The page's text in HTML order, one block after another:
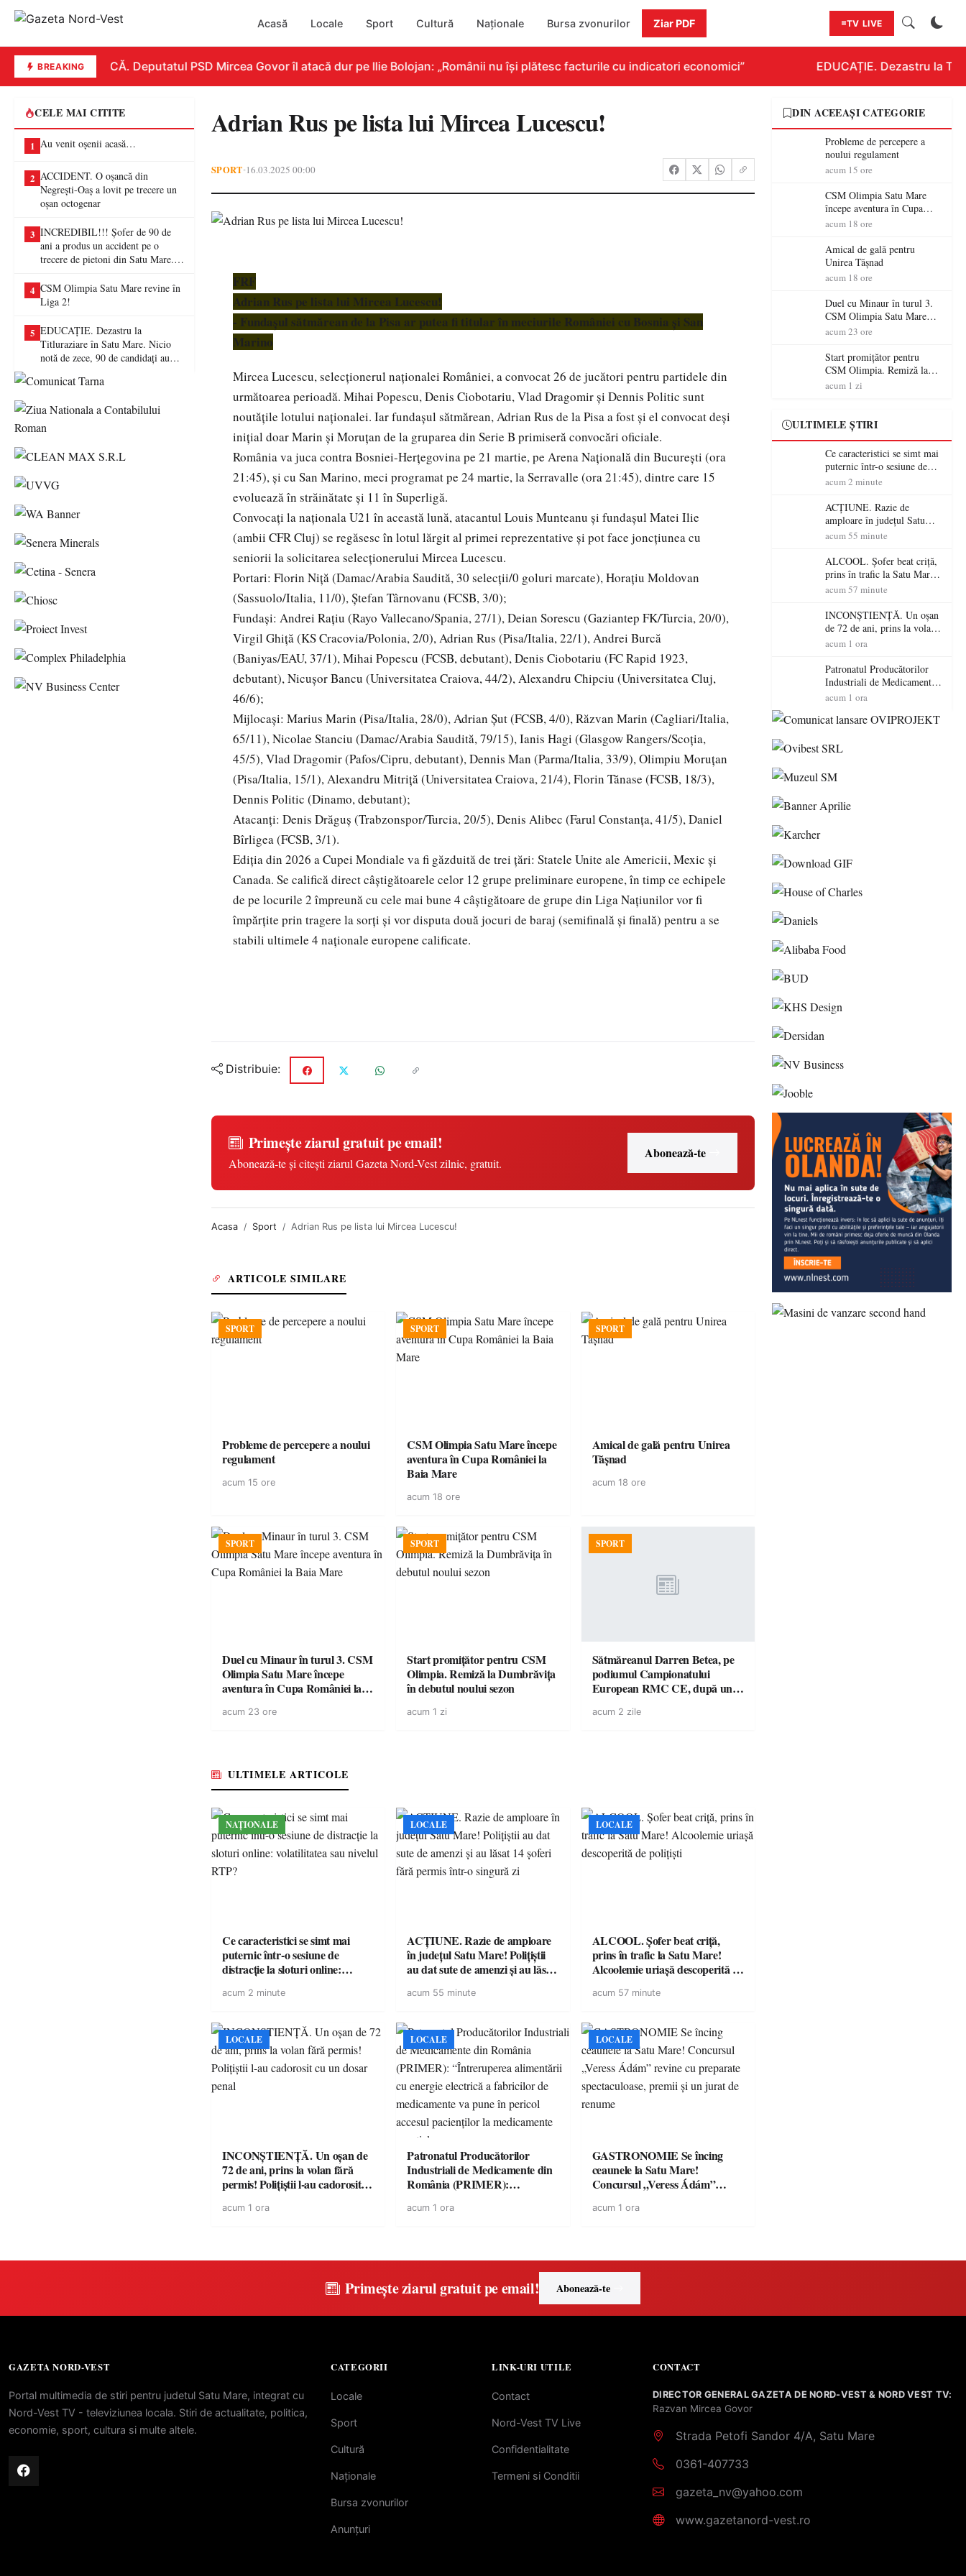
Acasă Locale Sport Cultură Naționale Bursa zvonurilor Ziar PDF TV LIVE
BREAKINGREPLICĂ. Deputatul PSD Mircea Govor îl atacă dur pe Ilie Bolojan: „Românii nu își plătesc facturile cu indicatori economici” EDUCAȚIE. Dezastru la
CELE MAI CITITE
1 Au venit oșenii acasă…
2 ACCIDENT. O oșancă din
Negrești-Oaș a lovit pe trecere un
oșan octogenar
3 INCREDIBIL!!! Șofer de 90 de
ani a produs un accident pe o
trecere de pietoni din Satu Mare. O
4 CSM Olimpia Satu Mare revine în
Liga 2!
5 EDUCAȚIE. Dezastru la
Titluraziare în Satu Mare. Nicio
notă de zece, 90 de candidați au
Adrian Rus pe lista lui Mircea Lucescu!
SPORT•16.03.2025 00:00
FRF
Adrian Rus pe lista lui Mircea Lucescu!
- Fundașul sătmărean de la Pisa ar putea fi titular în meciurile României cu Bosnia și San
Marino
Mircea Lucescu, selecționerul naționalei României, a convocat 26 de jucători pentru partidele din
următoarea perioadă. Mihai Popescu, Denis Ciobotariu, Vlad Dragomir și Dennis Politic sunt
noutățile lotului naționalei. Iar fundașul sătmărean, Adrian Rus de la Pisa a fost și el convocat deși
inițial doar Marin și Moruțan de la gruparea din Serie B primiseră convocări oficiale.
România va juca contra Bosniei-Herțegovina pe 21 martie, pe Arena Națională din București (ora
21:45), și cu San Marino, meci programat pe 24 martie, la Serravalle (ora 21:45), dintre care 15
evoluează în străinătate și 11 în Superligă.
Convocați la naționala U21 în această lună, atacantul Louis Munteanu și fundașul Matei Ilie
(ambii CFR Cluj) se regăsesc în lotul lărgit al primei reprezentative și pot face joncțiunea cu
seniorii la solicitarea selecționerului Mircea Lucescu.
Portari: Florin Niță (Damac/Arabia Saudită, 30 selecții/0 goluri marcate), Horațiu Moldovan
(Sassuolo/Italia, 11/0), Ștefan Târnovanu (FCSB, 3/0);
Fundași: Andrei Rațiu (Rayo Vallecano/Spania, 27/1), Deian Sorescu (Gaziantep FK/Turcia, 20/0),
Virgil Ghiță (KS Cracovia/Polonia, 2/0), Adrian Rus (Pisa/Italia, 22/1), Andrei Burcă
(Baniyas/EAU, 37/1), Mihai Popescu (FCSB, debutant), Denis Ciobotariu (FC Rapid 1923,
debutant), Nicușor Bancu (Universitatea Craiova, 44/2), Alexandru Chipciu (Universitatea Cluj,
46/6);
Mijlocași: Marius Marin (Pisa/Italia, 28/0), Adrian Șut (FCSB, 4/0), Răzvan Marin (Cagliari/Italia,
65/11), Nicolae Stanciu (Damac/Arabia Saudită, 79/15), Ianis Hagi (Glasgow Rangers/Scoția,
45/5), Vlad Dragomir (Pafos/Cipru, debutant), Dennis Man (Parma/Italia, 33/9), Olimpiu Moruțan
(Pisa/Italia, 15/1), Alexandru Mitriță (Universitatea Craiova, 21/4), Florin Tănase (FCSB, 18/3),
Dennis Politic (Dinamo, debutant);
Atacanți: Denis Drăguș (Trabzonspor/Turcia, 20/5), Denis Alibec (Farul Constanța, 41/5), Daniel
Bîrligea (FCSB, 3/1).
Ediția din 2026 a Cupei Mondiale va fi găzduită de trei țări: Statele Unite ale Americii, Mexic și
Canada. Se califică direct câștigătoarele celor 12 grupe preliminare europene, în timp ce echipele
de pe locurile 2 împreună cu cele mai bune 4 câștigătoare de grupe din Liga Națiunilor vor fi
împărțite prin tragere la sorți și vor disputa două jocuri de baraj (semifinală și finală) pentru a se
stabili ultimele 4 naționale europene calificate.
Distribuie:
Primește ziarul gratuit pe email!
Abonează-te și citești ziarul Gazeta Nord-Vest zilnic, gratuit.
Abonează-te
Acasa Sport Adrian Rus pe lista lui Mircea Lucescu!
ARTICOLE SIMILARE
SPORT
Probleme de percepere a noului
regulament
acum 15 ore
SPORT
CSM Olimpia Satu Mare începe
aventura în Cupa României la
Baia Mare
acum 18 ore
SPORT
Amical de gală pentru Unirea
Tășnad
acum 18 ore
SPORT
Duel cu Minaur în turul 3. CSM
Olimpia Satu Mare începe
aventura în Cupa României la
acum 23 ore
SPORT
Start promițător pentru CSM
Olimpia. Remiză la Dumbrăvița
în debutul noului sezon
acum 1 zi
SPORT
Sătmăreanul Darren Betea, pe
podiumul Campionatului
European RMC CE, după un
Räikkönen
acum 2 zile
ULTIMELE ARTICOLE
NAȚIONALE
Ce caracteristici se simt mai
puternic într-o sesiune de
distracție la sloturi online:
acum 2 minute
LOCALE
ACȚIUNE. Razie de amploare
în județul Satu Mare! Polițiștii
au dat sute de amenzi și au lăsat
singură zi
acum 55 minute
LOCALE
ALCOOL. Șofer beat criță,
prins în trafic la Satu Mare!
Alcoolemie uriașă descoperită de
acum 57 minute
LOCALE
INCONȘTIENȚĂ. Un oșan de
72 de ani, prins la volan fără
permis! Polițiștii l-au cadorosit
acum 1 ora
LOCALE
Patronatul Producătorilor
Industriali de Medicamente din
România (PRIMER):
energie electrică a fabricilor de
acum 1 ora
LOCALE
GASTRONOMIE Se încing
ceaunele la Satu Mare!
Concursul „Veress Ádám”
spectaculoase, premii și un jurat
acum 1 ora
DIN ACEEAȘI CATEGORIE
Probleme de percepere a
noului regulament
acum 15 ore
CSM Olimpia Satu Mare
începe aventura în Cupa
României la Baia Mare
acum 18 ore
Amical de gală pentru
Unirea Tășnad
acum 18 ore
Duel cu Minaur în turul 3.
CSM Olimpia Satu Mare
începe aventura în Cupa
acum 23 ore
Start promițător pentru
CSM Olimpia. Remiză la
Dumbrăvița în debutul
acum 1 zi
ULTIMELE ȘTIRI
Ce caracteristici se simt mai
puternic într-o sesiune de
distracție la sloturi online:
RTP?
acum 2 minute
ACȚIUNE. Razie de
amploare în județul Satu
Mare! Polițiștii au dat sute
șoferi fără permis într-o
singură zi
acum 55 minute
ALCOOL. Șofer beat criță,
prins în trafic la Satu Mare!
Alcoolemie uriașă
acum 57 minute
INCONȘTIENȚĂ. Un oșan
de 72 de ani, prins la volan
fără permis! Polițiștii l-au
acum 1 ora
Patronatul Producătorilor
Industriali de Medicamente
din România (PRIMER):
energie electrică a fabricilor
pericol accesul pacienților la
acum 1 ora
Primește ziarul gratuit pe email! Abonează-te
GAZETA NORD-VEST
Portal multimedia de stiri pentru judetul Satu Mare, integrat cu
Nord-Vest TV - televiziunea locala. Stiri de actualitate, politica,
economie, sport, cultura si multe altele.
CATEGORII
Locale
Sport
Cultură
Naționale
Bursa zvonurilor
Anunțuri
LINK-URI UTILE
Contact
Nord-Vest TV Live
Confidentialitate
Termeni si Conditii
CONTACT
DIRECTOR GENERAL GAZETA DE NORD-VEST & NORD VEST TV:
Razvan Mircea Govor
Strada Petofi Sandor 4/A, Satu Mare
0361-407733
gazeta_nv@yahoo.com
www.gazetanord-vest.ro